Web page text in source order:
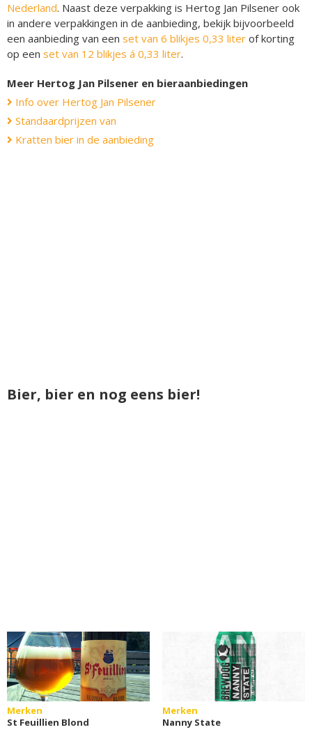
Nederland. Naast deze verpakking is Hertog Jan Pilsener ook
in andere verpakkingen in de aanbieding, bekijk bijvoorbeeld
een aanbieding van een set van 6 blikjes 0,33 liter of korting
op een set van 12 blikjes á 0,33 liter.
Meer Hertog Jan Pilsener en bieraanbiedingen
Info over Hertog Jan Pilsener
Standaardprijzen van
Kratten bier in de aanbieding
Bier, bier en nog eens bier!
Merken
St Feuillien Blond
Merken
Nanny State